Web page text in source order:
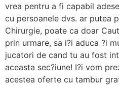
vrea pentru a fi capabil
cu persoanele dvs. ar putea
Chirurgie, poate ca doar
prin urmare, sa i?i aduca ?i
jucatori de cand tu au fost
aceasta sec?iune! I?i vom
acestea oferte cu tambur